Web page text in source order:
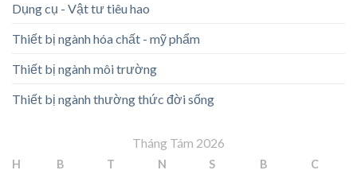
Dụng cụ - Vật tư tiêu hao
Thiết bị ngành hóa chất - mỹ phẩm
Thiết bị ngành môi trường
Thiết bị ngành thường thức đời sống
Tháng Tám 2026
H B T N S B
C